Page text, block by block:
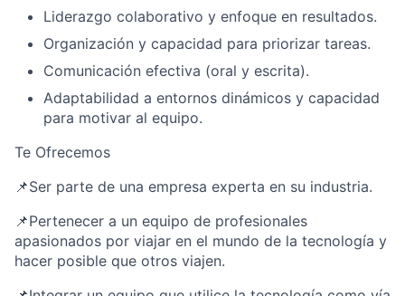
Liderazgo colaborativo y enfoque en resultados.
Organización y capacidad para priorizar tareas.
Comunicación efectiva (oral y escrita).
Adaptabilidad a entornos dinámicos y capacidad
para motivar al equipo.
Te Ofrecemos
📌Ser parte de una empresa experta en su industria.
📌Pertenecer a un equipo de profesionales
apasionados por viajar en el mundo de la tecnología y
hacer posible que otros viajen.